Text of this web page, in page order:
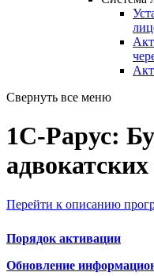
Свернуть все меню
1С-Рарус:
Перейти к описанию
Порядок активации
Обновление